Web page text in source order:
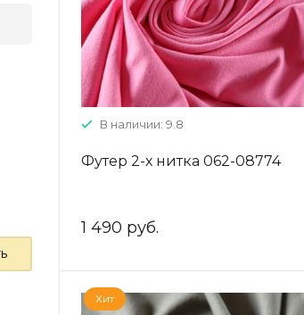
В наличии: 9.8
Футер 2-х нитка 062-08774
1 490 руб.
Хит